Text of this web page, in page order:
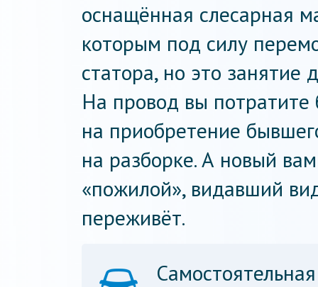
оснащённая слесарная
которым под силу
статора, но это
На провод вы потратите
на приобретение
на разборке. А новый
«пожилой», видавший
переживёт.